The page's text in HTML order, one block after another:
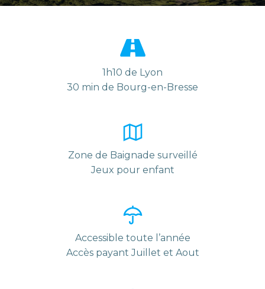
1h10 de Lyon
30 min de Bourg-en-Bresse
Zone de Baignade surveillé
Jeux pour enfant
Accessible toute l’année
Accès payant Juillet et Aout